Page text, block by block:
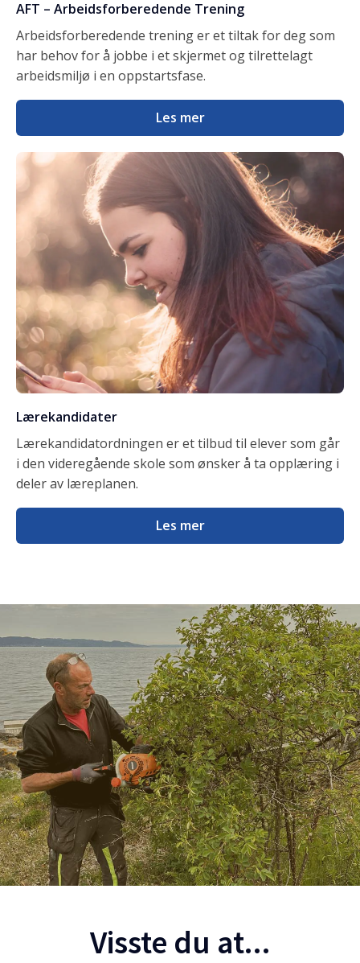
AFT – Arbeidsforberedende Trening
Arbeidsforberedende trening er et tiltak for deg som
har behov for å jobbe i et skjermet og tilrettelagt
arbeidsmiljø i en oppstartsfase.
Les mer
Lærekandidater
Lærekandidatordningen er et tilbud til elever som går
i den videregående skole som ønsker å ta opplæring i
deler av læreplanen.
Les mer
Visste du at...